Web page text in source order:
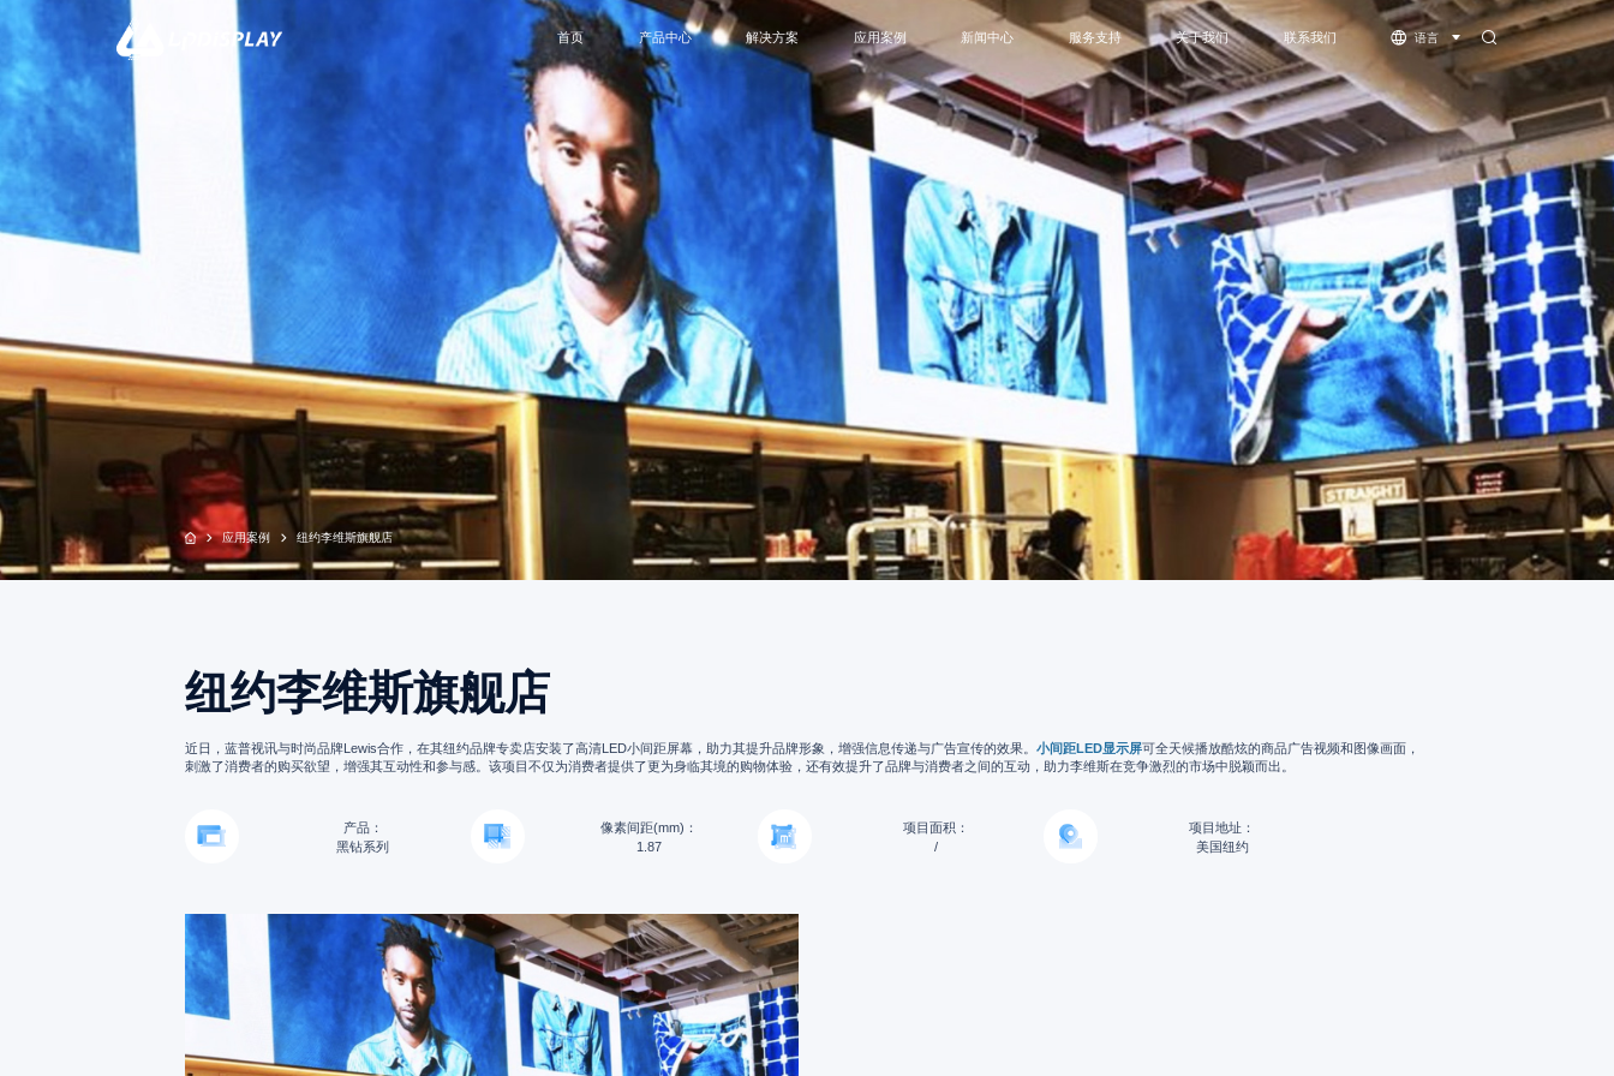
首页 产品中心
COB MIP 租赁屏 创意屏 户外屏 一体机
黑精灵系列-COB 领航员系列 蓝精灵系列-COB 萤火虫系列-COB
解决方案
会议终端解决方案
控制中心解决方案
商业显示解决方案
教育显示解决方案
应用案例
会议室
控制中心
商业显示
演播室
教育
新闻中心
公司新闻
展会活动
博客
服务支持
服务支持
下载中心
视频中心
关于我们
公司简介
资质荣誉
联系我们 语言
应用案例 纽约李维斯旗舰店
纽约李维斯旗舰店
近日，蓝普视讯与时尚品牌Lewis合作，在其纽约品牌专卖店安装了高清LED小间距屏幕，助力其提升品牌形象，增强信息传递与广告宣传的效果。 小间距LED显示屏可全天候播放酷炫的商品广告视频和图像画面，
刺激了消费者的购买欲望，增强其互动性和参与感。该项目不仅为消费者提供了更为身临其境的购物体验，还有效提升了品牌与消费者之间的互动，助力李维斯在竞争激烈的市场中脱颖而出。
产品：
黑钻系列
像素间距(mm)：
1.87
项目面积：
/
项目地址：
美国纽约